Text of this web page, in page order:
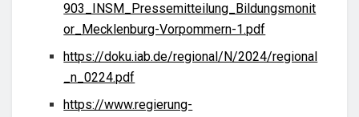
903_INSM_Pressemitteilung_Bildungsmonit
or_Mecklenburg-Vorpommern-1.pdf
https://doku.iab.de/regional/N/2024/regional
_n_0224.pdf
https://www.regierung-